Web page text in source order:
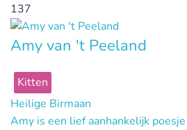
137
Amy van 't Peeland
Kitten
Heilige Birmaan
Amy is een lief aanhankelijk